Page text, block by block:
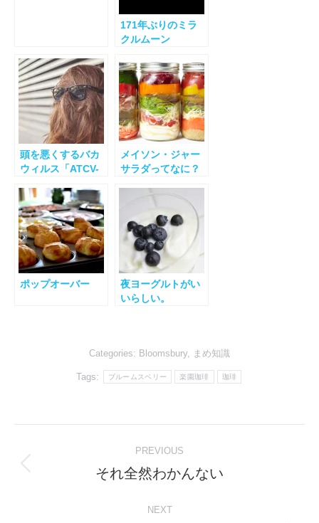
171年ぶりのミラ
クルムーン
頭を悪くするバカ
ウィルス「ATCV-
メイソン・ジャー
サラダってなに？
ポップオーバー
夜ヨーグルトがい
いらしい。
Categories: Bloomsbury まめ知識
Tags: ブルームスベリー 楽園珈琲 珈琲
navigation
PREVIOUS
Previous
それ全然わかんない
NEXT